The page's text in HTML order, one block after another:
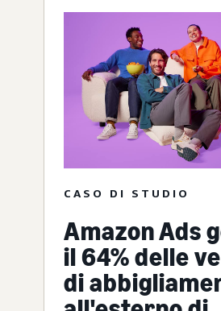
CASO DI STUDIO
Amazon Ads
il 64% delle
di